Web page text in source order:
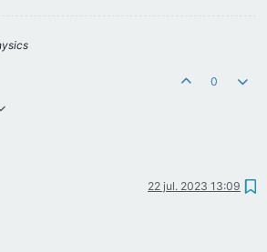
0
22 jul. 2023 13:09